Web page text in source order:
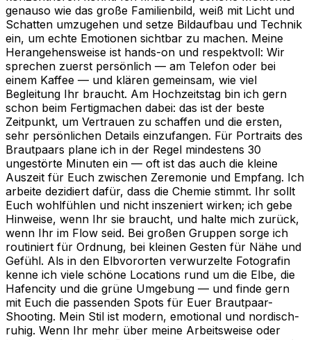
genauso wie das große Familienbild, weiß mit Licht und
Schatten umzugehen und setze Bildaufbau und Technik
ein, um echte Emotionen sichtbar zu machen. Meine
Herangehensweise ist hands-on und respektvoll: Wir
sprechen zuerst persönlich — am Telefon oder bei
einem Kaffee — und klären gemeinsam, wie viel
Begleitung Ihr braucht. Am Hochzeitstag bin ich gern
schon beim Fertigmachen dabei: das ist der beste
Zeitpunkt, um Vertrauen zu schaffen und die ersten,
sehr persönlichen Details einzufangen. Für Portraits des
Brautpaars plane ich in der Regel mindestens 30
ungestörte Minuten ein — oft ist das auch die kleine
Auszeit für Euch zwischen Zeremonie und Empfang. Ich
arbeite dezidiert dafür, dass die Chemie stimmt. Ihr sollt
Euch wohlfühlen und nicht inszeniert wirken; ich gebe
Hinweise, wenn Ihr sie braucht, und halte mich zurück,
wenn Ihr im Flow seid. Bei großen Gruppen sorge ich
routiniert für Ordnung, bei kleinen Gesten für Nähe und
Gefühl. Als in den Elbvororten verwurzelte Fotografin
kenne ich viele schöne Locations rund um die Elbe, die
Hafencity und die grüne Umgebung — und finde gern
mit Euch die passenden Spots für Euer Brautpaar-
Shooting. Mein Stil ist modern, emotional und nordisch-
ruhig. Wenn Ihr mehr über meine Arbeitsweise oder